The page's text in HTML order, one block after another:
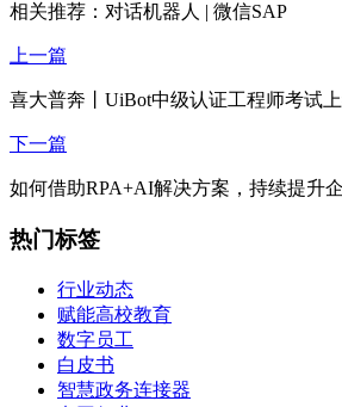
相关推荐：对话机器人 | 微信SAP
上一篇
喜大普奔丨UiBot中级认证工程师考试上
下一篇
如何借助RPA+AI解决方案，持续提升
热门标签
行业动态
赋能高校教育
数字员工
白皮书
智慧政务连接器